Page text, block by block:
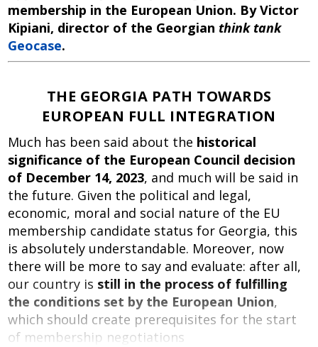
o n p
membership in the European Union. By Victor
Kipiani, director of the Georgian think tank
Geocase.
THE GEORGIA PATH TOWARDS
EUROPEAN FULL INTEGRATION
Much has been said about the historical
significance of the European Council decision
of December 14, 2023, and much will be said in
the future. Given the political and legal,
economic, moral and social nature of the EU
membership candidate status for Georgia, this
is absolutely understandable. Moreover, now
there will be more to say and evaluate: after all,
our country is still in the process of fulfilling
the conditions set by the European Union,
which should create prerequisites for the start
of membership negotiations